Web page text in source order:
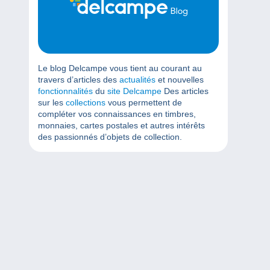
Le blog Delcampe vous tient au courant au
travers d’articles des actualités et nouvelles
fonctionnalités du site Delcampe Des articles
sur les collections vous permettent de
compléter vos connaissances en timbres,
monnaies, cartes postales et autres intérêts
des passionnés d’objets de collection.